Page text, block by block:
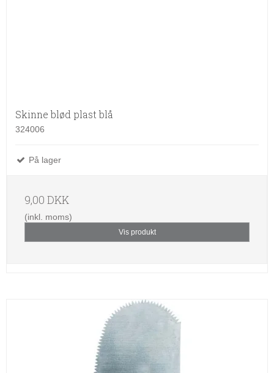
Skinne blød plast blå
324006
På lager
9,00 DKK
(inkl. moms)
Vis produkt